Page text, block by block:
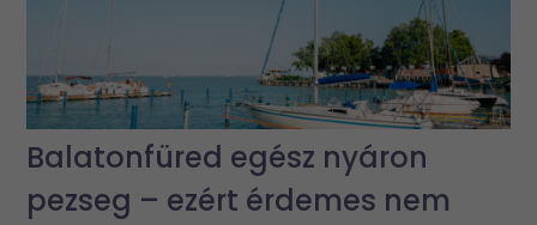
Balatonfüred egész nyáron
pezseg – ezért érdemes nem